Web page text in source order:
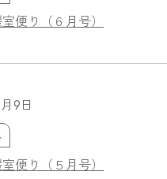
便り（６月号）
9日
便り（５月号）